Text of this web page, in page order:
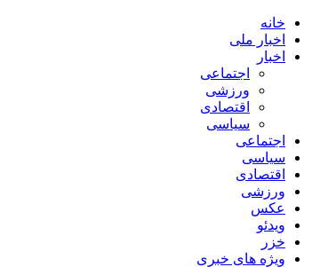
خانه
اخبار ملی
اخبار
اجتماعی
ورزشی
اقتصادی
سیاسی
اجتماعی
سیاسی
اقتصادی
ورزشی
عکس
ویدئو
خزر
ویژه های خبری